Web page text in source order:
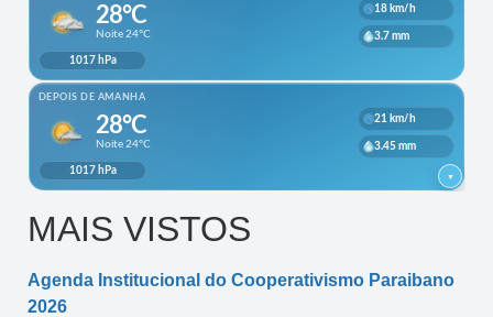
MAIS VISTOS
Agenda Institucional do Cooperativismo Paraibano
2026